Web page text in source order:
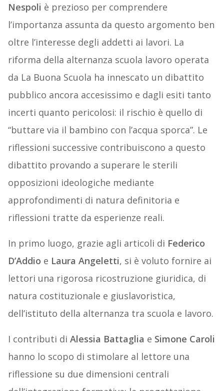
Nespoli è prezioso per comprendere
l’importanza assunta da questo argomento ben
oltre l’interesse degli addetti ai lavori. La
riforma della alternanza scuola lavoro operata
da La Buona Scuola ha innescato un dibattito
pubblico ancora accesissimo e dagli esiti tanto
incerti quanto pericolosi: il rischio è quello di
“buttare via il bambino con l’acqua sporca”. Le
riflessioni successive contribuiscono a questo
dibattito provando a superare le sterili
opposizioni ideologiche mediante
approfondimenti di natura definitoria e
riflessioni tratte da esperienze reali.
In primo luogo, grazie agli articoli di Federico
D’Addio e Laura Angeletti, si è voluto fornire ai
lettori una rigorosa ricostruzione giuridica, di
natura costituzionale e giuslavoristica,
dell’istituto della alternanza tra scuola e lavoro.
I contributi di Alessia Battaglia e Simone Caroli
hanno lo scopo di stimolare al lettore una
riflessione su due dimensioni centrali